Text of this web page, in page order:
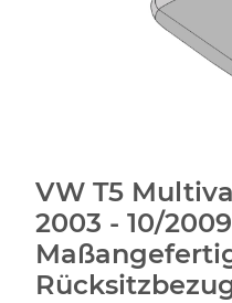
VW T5
2003 - 10/